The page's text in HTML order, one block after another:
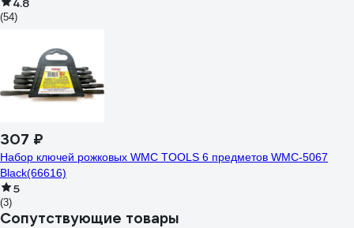
4.8
(54)
307 ₽
Набор ключей рожковых WMC TOOLS 6 предметов WMC-5067
Black(66616)
5
(3)
Сопутствующие товары